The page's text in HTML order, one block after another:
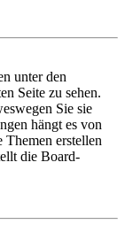
unter den
Seite zu sehen.
Sie sie
hängt es von
erstellen
die Board-